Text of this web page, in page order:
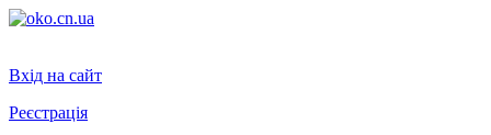
Вхід на сайт
Реєстрація